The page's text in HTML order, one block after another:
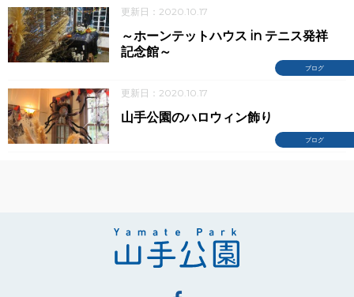
更新日：2020.10.17
ブログ
～ホーンテットハウス in テニス発祥
記念館～
更新日：2020.10.17
ブログ
山手公園のハロウィン飾り